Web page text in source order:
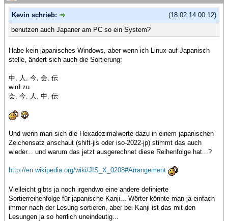
(18.02.14 00:12)
Kevin schrieb:
benutzen auch Japaner am PC so ein System?
Habe kein japanisches Windows, aber wenn ich Linux auf Japanisch
stelle, ändert sich auch die Sortierung:
中, 人, 今, 会, 伝
wird zu
会, 今, 人, 中, 伝
Und wenn man sich die Hexadezimalwerte dazu in einem japanischen
Zeichensatz anschaut (shift-jis oder iso-2022-jp) stimmt das auch
wieder... und warum das jetzt ausgerechnet diese Reihenfolge hat...?
http://en.wikipedia.org/wiki/JIS_X_0208#Arrangement
Vielleicht gibts ja noch irgendwo eine andere definierte
Sortierreihenfolge für japanische Kanji... Wörter könnte man ja einfach
immer nach der Lesung sortieren, aber bei Kanji ist das mit den
Lesungen ja so herrlich uneindeutig...